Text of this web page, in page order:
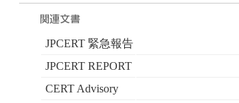
JPCERT 緊急報告
JPCERT REPORT
CERT Advisory